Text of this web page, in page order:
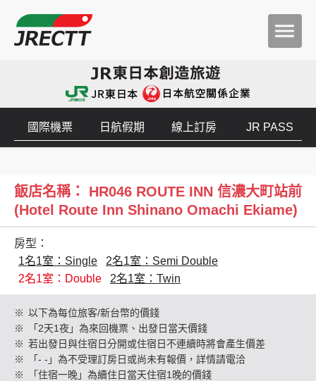
創造旅遊
國際機票 日航假期 線上訂房 JR PASS
飯店名稱： HR046 ROUTE INN 信濃大町站前
(Hotel Route Inn Shinano Omachi Ekiame)
房型：
1名1室：Single
2名1室：Semi Double
2名1室：Double
2名1室：Twin
※ 以下為每位旅客/新台幣的價錢
※
「2天1夜」為來回機票、出發日當天價錢
※ 若出發日與住宿日分開或住宿日不連續時將會產生價差
※
「- -」為不受理訂房日或尚未有報價，詳情請電洽
※
「住宿一晚」為續住日當天住宿1晚的價錢